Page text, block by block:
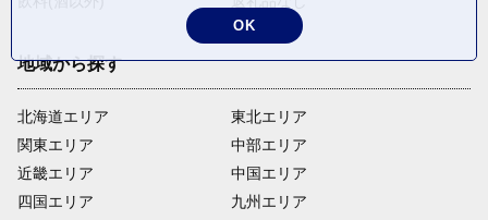
地域から探す
北海道エリア
関東エリア
近畿エリア
四国エリア
東北エリア
中部エリア
中国エリア
九州エリア
OK